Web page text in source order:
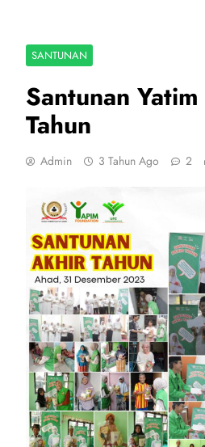
SANTUNAN
Santunan
Tahun
Admin 3 Tahun Ago 2